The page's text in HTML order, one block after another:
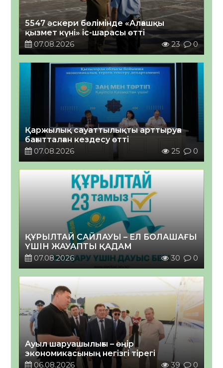
5547 әскери бөлімінде «Алғашқы
қызмет күні» іс-шарасы өтті
07.08.2026
23 0
Қаржылық сауаттылықты арттыруға
бағытталған кездесу өтті
07.08.2026
25 0
ҚҰРЫЛТАЙ САЙЛАУЫ – ЕЛ БОЛАШАҒЫ
ҮШІН ЖАУАПТЫ ҚАДАМ
07.08.2026
30 0
Ауыл шаруашылығы – өңір
экономикасының негізгі тірегі
06.08.2026
39 0